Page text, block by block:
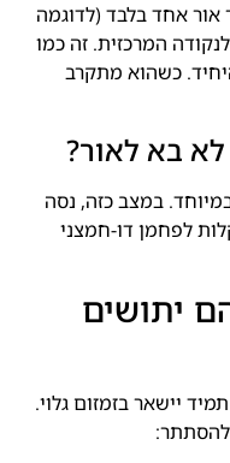
אור אחד בלבד (לדוגמה
המרכזית. זה כמו
כשהוא מתקרב
בא לאור?
במצב כזה, נסה
לפחמן דו-חמצני
יתושים
יישאר בזמזום גלוי.
להסתתר: